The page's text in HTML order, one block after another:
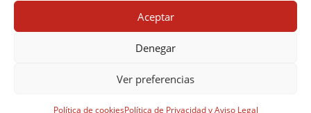
Aceptar
Denegar
Ver preferencias
Política de cookiesPolítica de Privacidad y Aviso Legal